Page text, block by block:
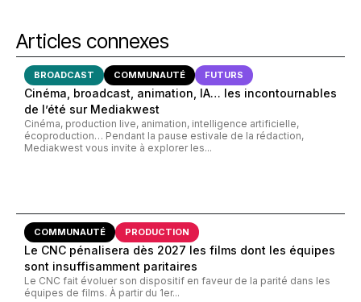
Articles connexes
BROADCAST COMMUNAUTÉ FUTURS
Cinéma, broadcast, animation, IA… les incontournables
de l’été sur Mediakwest
Cinéma, production live, animation, intelligence artificielle,
écoproduction… Pendant la pause estivale de la rédaction,
Mediakwest vous invite à explorer les...
COMMUNAUTÉ PRODUCTION
Le CNC pénalisera dès 2027 les films dont les équipes
sont insuffisamment paritaires
Le CNC fait évoluer son dispositif en faveur de la parité dans les
équipes de films. À partir du 1er...